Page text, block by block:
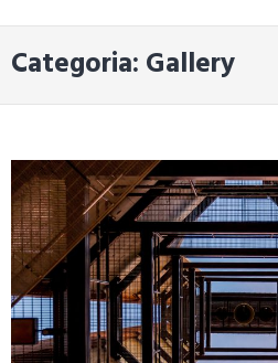
Categoria: Gallery